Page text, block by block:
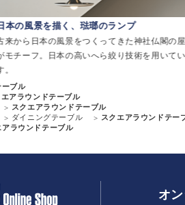
本の風景を描く、琺瑯のランプ
来から日本の風景をつくってきた神社仏閣の
モチーフ。日本の高いへら絞り技術を用いてい
。
ーブル
エアラウンドテーブル
スクエアラウンドテーブル
ダイニングテーブル
スクエアラウンドテー
アラウンドテーブル
オ